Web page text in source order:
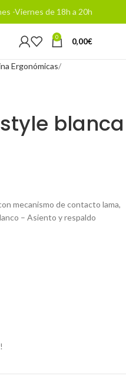
-Viernes de 18h a 20h
0 0,00€
Ergonómicas
blanca
mecanismo de contacto lama,
– Asiento y respaldo